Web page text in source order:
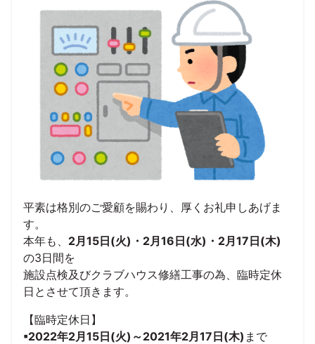
平素は格別のご愛顧を賜わり、厚くお礼申しあげま
す。
本年も、 2月15日(火)・2月16日(水)・2月17日(木)
の3日間を
施設点検及びクラブハウス修繕工事の為、臨時定休
日とさせて頂きます。
【臨時定休日】
▪2022年2月15日(火)～2021年2月17日(木) まで